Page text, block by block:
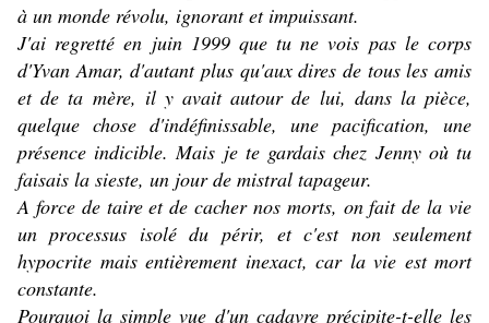
à un monde révolu, ignorant et impuissant.
J'ai regretté en juin 1999 que tu ne vois pas le corps
d'Yvan Amar, d'autant plus qu'aux dires de tous les amis
et de ta mère, il y avait autour de lui, dans la pièce,
quelque chose d'indéfinissable, une pacification, une
présence indicible. Mais je te gardais chez Jenny où tu
faisais la sieste, un jour de mistral tapageur.
A force de taire et de cacher nos morts, on fait de la vie
un processus isolé du périr, et c'est non seulement
hypocrite mais entièrement inexact, car la vie est mort
constante.
Pourquoi la simple vue d'un cadavre précipite-t-elle les